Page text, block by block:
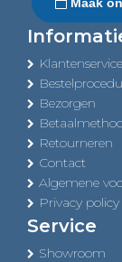
Klantenservice
Bezorgen
Retourneren
Contact
Algemene
Privacy policy
Service
Showroom